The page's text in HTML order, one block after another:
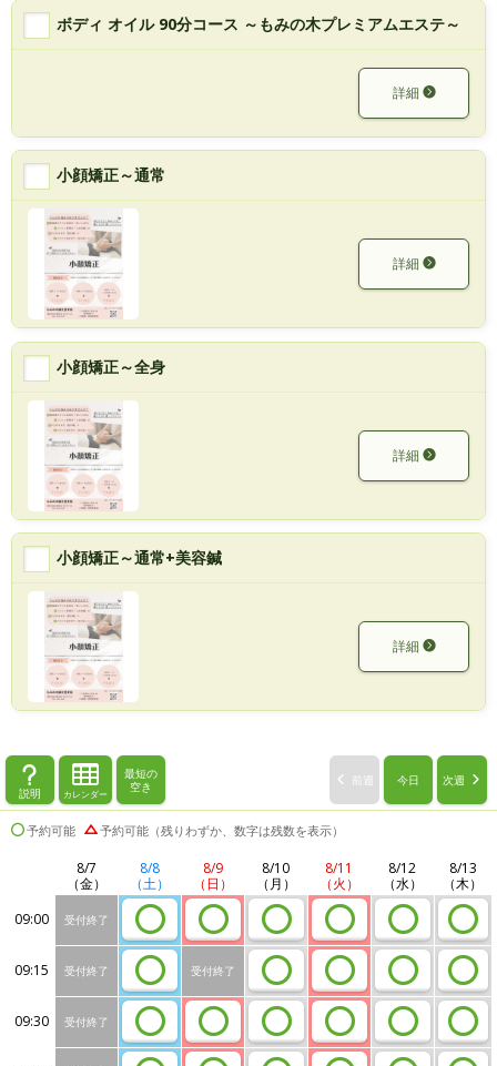
ボディ オイル 90分コース ～もみの木プレミアムエステ～
詳細
小顔矯正～通常
詳細
小顔矯正～全身
詳細
小顔矯正～通常+美容鍼
詳細
説明 カレンダー
最短の
空き
前週 今日 次週
予約可能 予約可能（残りわずか、数字は残数を表示）
8/7
（金）
8/8
（土）
8/9
（日）
8/10
（月）
8/11
（火）
8/12
（水）
8/13
（木）
09:00
受付終了
09:15 受付終了 受付終了
09:30 受付終了